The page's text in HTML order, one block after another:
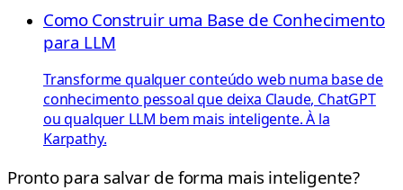
Como Construir uma Base de Conhecimento
para LLM
Transforme qualquer conteúdo web numa base de
conhecimento pessoal que deixa Claude, ChatGPT
ou qualquer LLM bem mais inteligente. À la
Karpathy.
Pronto para salvar de forma mais inteligente?